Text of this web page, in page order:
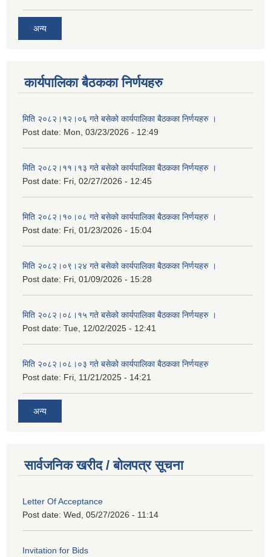
अन्य
कार्यपालिका बैठकका निर्णयहरु
मिति २०८२।१२।०६ गते बसेको कार्यपालिका बैठकका निर्णयहरु ।
Post date: Mon, 03/23/2026 - 12:49
मिति २०८२।११।१३ गते बसेको कार्यपालिका बैठकका निर्णयहरु ।
Post date: Fri, 02/27/2026 - 12:45
मिति २०८२।१०।०८ गते बसेको कार्यपालिका बैठकका निर्णयहरु ।
Post date: Fri, 01/23/2026 - 15:04
मिति २०८२।०९।२४ गते बसेको कार्यपालिका बैठकका निर्णयहरु ।
Post date: Fri, 01/09/2026 - 15:28
मिति २०८२।०८।१५ गते बसेको कार्यपालिका बैठकका निर्णयहरु ।
Post date: Tue, 12/02/2025 - 12:41
मिति २०८२।०८।०३ गते बसेको कार्यपालिका बैठकका निर्णयहरु
Post date: Fri, 11/21/2025 - 14:21
अन्य
सार्वजनिक खरीद / बोलपत्र सूचना
Letter Of Acceptance
Post date: Wed, 05/27/2026 - 11:14
Invitation for Bids